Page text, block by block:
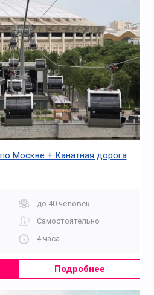
Москве + Канатная дорога
до 40 человек
Самостоятельно
4 часа
Подробнее